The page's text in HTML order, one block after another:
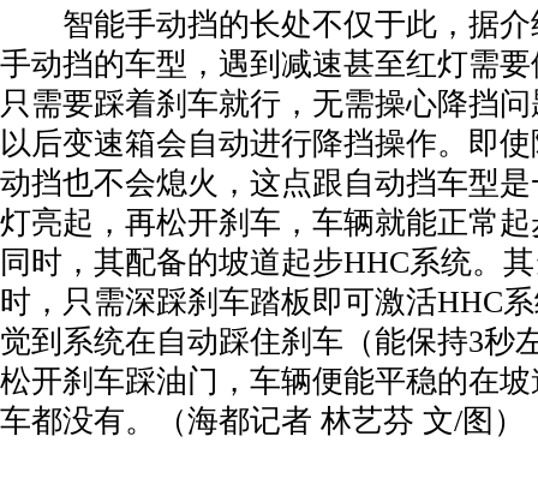
智能手动挡的长处不仅于此，据介
手动挡的车型，遇到减速甚至红灯需
只需要踩着刹车就行，无需操心降挡
以后变速箱会自动进行降挡操作。即
动挡也不会熄火，这点跟自动挡车型
灯亮起，再松开刹车，车辆就能正常
同时，其配备的坡道起步HHC系统。
时，只需深踩刹车踏板即可激活HHC
觉到系统在自动踩住刹车（能保持3秒
松开刹车踩油门，车辆便能平稳的在
车都没有。（海都记者 林艺芬 文/图）